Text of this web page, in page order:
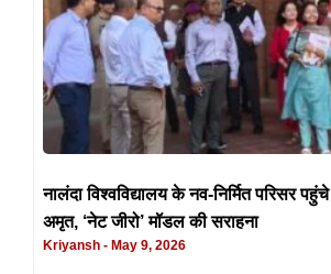
नालंदा विश्वविद्यालय के नव-निर्मित परिसर
अमृत, ‘नेट जीरो’ मॉडल की सराहना
Kriyansh May 9, 2026